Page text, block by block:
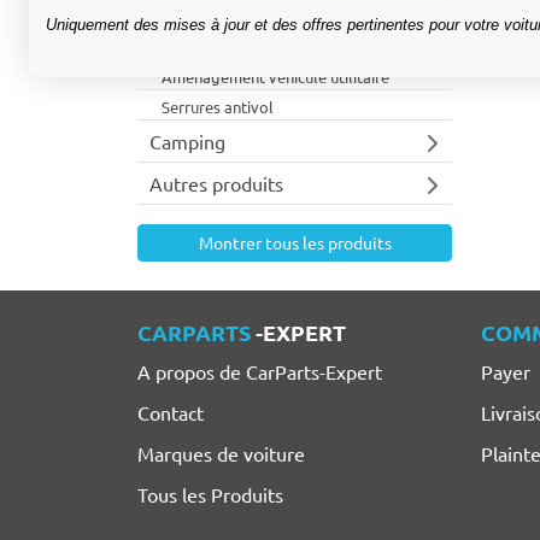
Accessoires fourgon
Aménagement véhicule utilitaire
Serrures antivol
Camping
Autres produits
Montrer tous les produits
CARPARTS-EXPERT
A propos de CarParts-Expert
Contact
Marques de voiture
Tous les Produits
Payer
Uniquement des mises à jour et des offres pertinentes pour votre